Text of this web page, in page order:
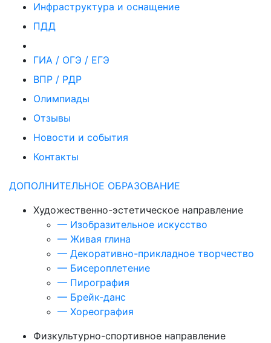
Инфраструктура и оснащение
ПДД
ГИА / ОГЭ / ЕГЭ
ВПР / РДР
Олимпиады
Отзывы
Новости и события
Контакты
ДОПОЛНИТЕЛЬНОЕ ОБРАЗОВАНИЕ
Художественно-эстетическое направление
— Изобразительное искусство
— Живая глина
— Декоративно-прикладное творчество
— Бисероплетение
— Пирография
— Брейк-данс
— Хореография
Физкультурно-спортивное направление